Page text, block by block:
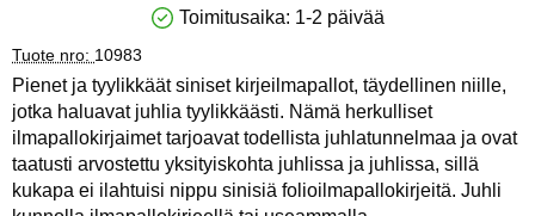
Saatavuus: Varastossa
Toimitusaika: 1-2 päivää
Tuote nro: 10983
Pienet ja tyylikkäät siniset kirjeilmapallot, täydellinen niille,
jotka haluavat juhlia tyylikkäästi. Nämä herkulliset
ilmapallokirjaimet tarjoavat todellista juhlatunnelmaa ja ovat
taatusti arvostettu yksityiskohta juhlissa ja juhlissa, sillä
kukapa ei ilahtuisi nippu sinisiä folioilmapallokirjeitä. Juhli